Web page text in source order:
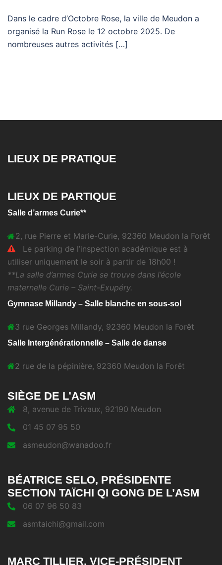
Dans le cadre d’Octobre Rose, la ville de Meudon a
organisé la Run Rose le 12 octobre 2025. De
nombreuses autres activités […]
LIEUX DE PRATIQUE
LIEUX DE PARTIQUE
Salle d’armes Curie**
2, rue Pierre et Marie-Curie, 92360 Meudon la Forêt
Le parking de l’inspection académique est à
utiliser uniquement le soir à partir de 18h00 !
**La salle d’armes Curie se trouve dans l’école
maternelle Curie – Saint-Exupéry.
Gymnase Millandy – Salle blanche en sous-sol
3 rue Georges Millandy, 92360 Meudon la Forêt
Salle Intergénérationnelle – Salle de danse
2 rue de la pépinière, 92360 Meudon la Forêt
SIÈGE DE L’ASM
8, avenue de Trivaux, 92190 Meudon
01 45 07 95 50
asmeudon@wanadoo.fr
BÉATRICE SELO, PRÉSIDENTE
SECTION TAÏCHI QI GONG DE L’ASM
06 07 96 50 83
asmtaichi@gmail.com
MARC TILLIER, VICE-PRÉSIDENT